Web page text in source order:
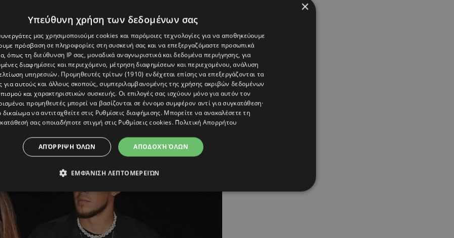
×
Υπεύθυνη χρήση των δεδομένων σας
μας χρησιμοποιούμε cookies και παρόμοιες τεχνολογίες για να αποθηκεύουμε
πρόσβαση σε πληροφορίες στη συσκευή σας και να επεξεργαζόμαστε προσωπικά
όπως τη διεύθυνση IP σας, μοναδικά αναγνωριστικά και δεδομένα περιήγησης, για
διαφημίσεις και περιεχόμενο, μέτρηση διαφημίσεων και περιεχομένου, ανάλυση
υπηρεσιών. Προμηθευτές τρίτων (1910) ενδέχεται επίσης να επεξεργάζονται τα
για αυτούς και άλλους σκοπούς, συμπεριλαμβανομένης της χρήσης ακριβών δεδομένων
και χαρακτηριστικών συσκευής. Οι επιλογές σας ισχύουν μόνο για αυτόν τον
προμηθευτές μπορεί να βασίζονται σε έννομο συμφέρον αντί για συγκατάθεση·
δικαίωμα να αντιταχθείτε στις Ρυθμίσεις διαφήμισης. Μπορείτε να ανακαλέσετε τη
σας οποιαδήποτε στιγμή στις Ρυθμίσεις cookies. Πολιτική Απορρήτου
ΑΠΟΔΟΧΉ ΌΛΩΝ
ΑΠΌΡΡΙΨΗ ΌΛΩΝ
ΕΜΦΆΝΙΣΗ ΛΕΠΤΟΜΕΡΕΙΏΝ